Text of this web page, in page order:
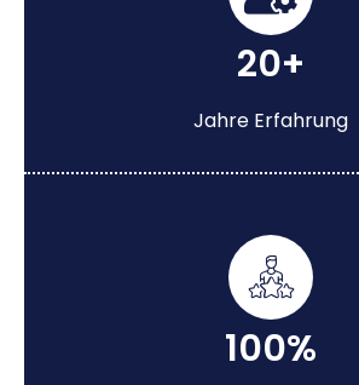
20+
Jahre Erfahrung
100%